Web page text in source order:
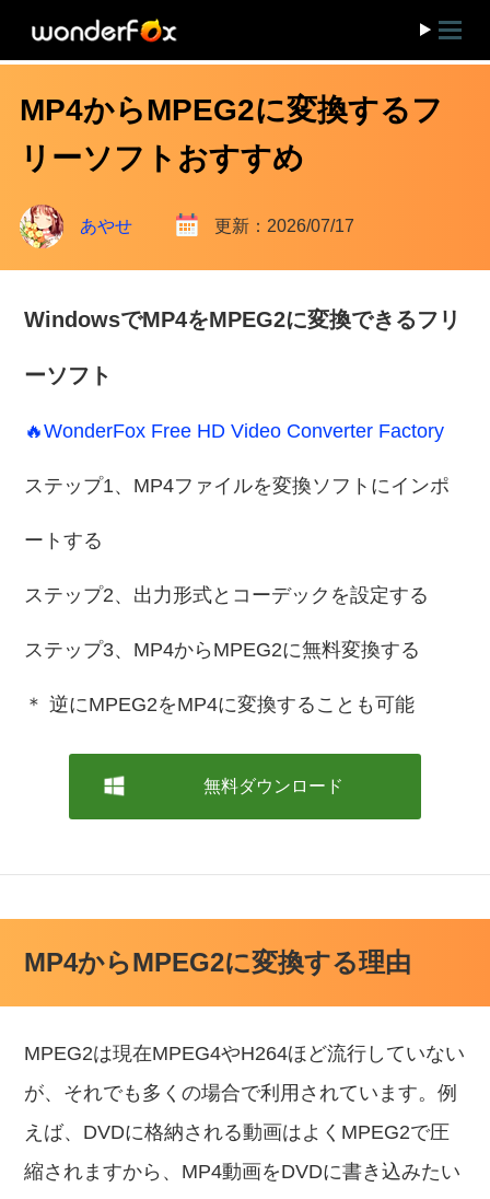
MP4からMPEG2に変換するフ
リーソフトおすすめ
あやせ 更新：2026/07/17
WindowsでMP4をMPEG2に変換できるフリ
ーソフト
🔥WonderFox Free HD Video Converter Factory
ステップ1、MP4ファイルを変換ソフトにインポ
ートする
ステップ2、出力形式とコーデックを設定する
ステップ3、MP4からMPEG2に無料変換する
＊ 逆にMPEG2をMP4に変換することも可能
無料ダウンロード
MP4からMPEG2に変換する理由
MPEG2は現在MPEG4やH264ほど流行していない
が、それでも多くの場合で利用されています。例
えば、DVDに格納される動画はよくMPEG2で圧
縮されますから、MP4動画をDVDに書き込みたい